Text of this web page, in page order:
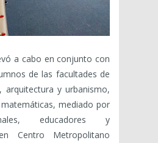
a cabo en conjunto con
de las facultades de
arquitectura y urbanismo,
mediado por
educadores y
Centro Metropolitano